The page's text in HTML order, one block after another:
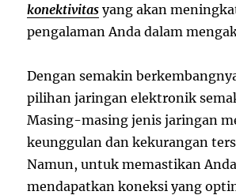
konektivitas yang akan
pengalaman Anda dalam
Dengan semakin
pilihan jaringan elektronik
Masing-masing jenis jaringan
keunggulan dan kekurangan
Namun, untuk memastikan Anda
mendapatkan koneksi yang